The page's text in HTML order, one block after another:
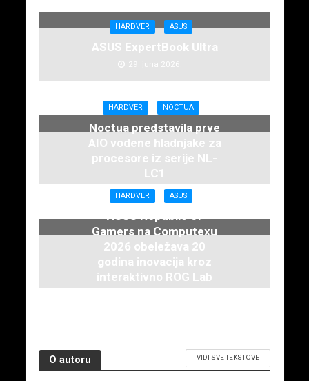
HARDVER ASUS
ASUS ExpertBook Ultra
29. juna 2026.
HARDVER NOCTUA
Noctua predstavila prve
AIO vodene hladnjake za
procesore iz serije NL-
LC1
16. juna 2026.
HARDVER ASUS
ASUS Republic of
Gamers na Computexu
2026 obeležava 20
godina inovacija kroz
interaktivno ROG Lab
iskustvo
O autoru VIDI SVE TEKSTOVE